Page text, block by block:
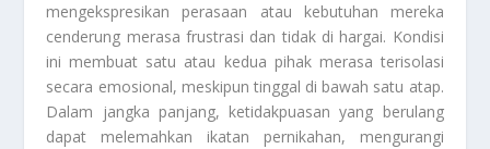
mengekspresikan perasaan atau kebutuhan mereka
cenderung merasa frustrasi dan tidak di hargai. Kondisi
ini membuat satu atau kedua pihak merasa terisolasi
secara emosional, meskipun tinggal di bawah satu atap.
Dalam jangka panjang, ketidakpuasan yang berulang
dapat melemahkan ikatan pernikahan, mengurangi